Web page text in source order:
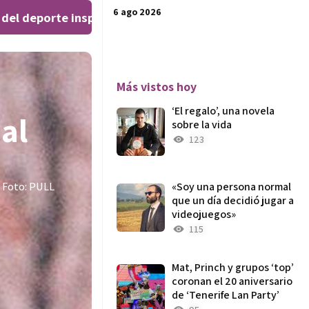
inspiran al público en el Teatro Leal
6 ago 2026
Foto: PULL
Más vistos hoy
‘El regalo’, una novela
sobre la vida
123
«Soy una persona normal
que un día decidió jugar a
videojuegos»
115
Mat, Princh y grupos ‘top’
coronan el 20 aniversario
de ‘Tenerife Lan Party’